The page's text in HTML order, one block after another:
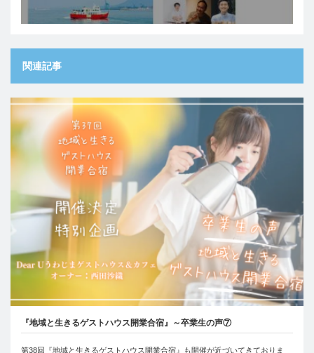
関連記事
『地域と生きるゲストハウス開業合宿』～卒業生の声⑦
第38回『地域と生きるゲストハウス開業合宿』も開催が近づいてきておりま